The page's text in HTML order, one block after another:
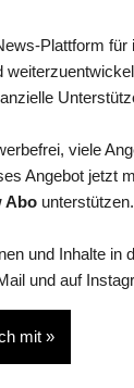
Plattform für
viele
Angebot jetzt
Abo unterstützen.
und Inhalte in
und auf
mit »